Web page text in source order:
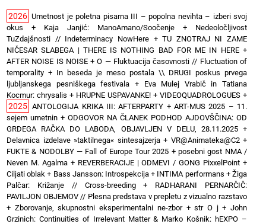
2026 Umetnost je poletna pisarna III – popolna nevihta – izberi svoj
okus + Kaja Janjić: ManoAmano/Soočenje + Nedeoločljivost
TuZdajšnosti // Indeterminacy NowHere+TU ZNOTRAJ NI ZAME
NIČESAR SLABEGA | THERE IS NOTHING BAD FOR ME IN HERE+
AFTER NOISE IS NOISE+O — Fluktuacija časovnosti // Fluctuation of
temporality + In beseda je meso postala \\ DRUGI poskus prvega
ljubljanskega pesniškega festivala + Eva Mulej Vrabič in Tatiana
Kocmur: chrysalis + HRUPNE USPAVANKE! + VIDEOQUADROLOGUES +
2025 ANTOLOGIJA KRIKA III: AFTERPARTY +ART-MUS 2025 – 11.
sejem umetnin + ODGOVOR NA ČLANEK PODHOD AJDOVŠČINA: OD
GRDEGA RAČKA DO LABODA, OBJAVLJEN V DELU, 28.11.2025+
Delavnica izdelave »taktilnega« sintesajzerja+ VR@Animateka@C2+
FUKTE & NODOLBY — Fall of Europe Tour 2025 + posebni gost NMA /
Neven M. Agalma+ REVERBERACIJE | ODMEVI / GONG PixxelPoint +
Ciljati oblak + Bass Jansson: Introspekcija + INTIMA performans +Žiga
Palčar: Križanje // Cross-breeding+ RADHARANI PERNARČIČ:
PAVILJON OBJEMOV // Plesna predstava v prepletu z vizualno razstavo
+ Zborovanje, skupnostni eksperimentalni ne-zbor+str O j+John
Grzinich: Continuities of Irrelevant Matter & Marko Košnik: hEXPO –